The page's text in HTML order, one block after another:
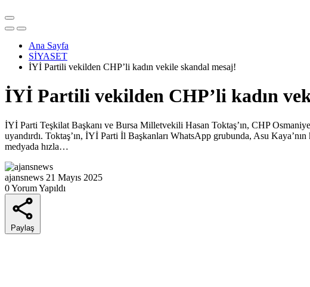
Ana Sayfa
SİYASET
İYİ Partili vekilden CHP’li kadın vekile skandal mesaj!
İYİ Partili vekilden CHP’li kadın
İYİ Parti Teşkilat Başkanı ve Bursa Milletvekili Hasan Toktaş’ın, CHP
uyandırdı. Toktaş’ın, İYİ Parti İl Başkanları WhatsApp grubunda, Asu
medyada hızla…
ajansnews 21 Mayıs 2025
0 Yorum Yapıldı
Paylaş